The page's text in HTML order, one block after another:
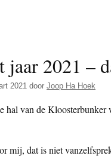
jaar 2021 –
2021 door Joop Ha Hoek
hal van de
mij, dat is niet